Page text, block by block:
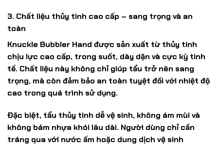
3. Chất liệu thủy tinh cao cấp – sang trọng và an
toàn
Knuckle Bubbler Hand được sản xuất từthủy tinh
chịu lực cao cấp, trong suốt, dày dặn và cực kỳ tinh
tế. Chất liệu này không chỉ giúp tẩu trở nên sang
trọng, mà còn đảm bảo an toàn tuyệt đốivới nhiệt độ
cao trong quá trình sử dụng.
Đặc biệt, tẩu thủy tinh dễ vệ sinh, không ám mùi và
không bám nhựa khói lâu dài. Người dùng chỉ cần
tráng qua với nước ấm hoặc dung dịch vệ sinh